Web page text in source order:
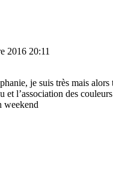
2016 20:11
je suis très mais alors
et l’association des
weekend